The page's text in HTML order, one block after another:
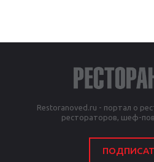
Restoranoved.ru - портал о
рестораторов, шеф-